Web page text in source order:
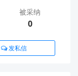
（默认值）；
无短路。
被采纳
0
发私信